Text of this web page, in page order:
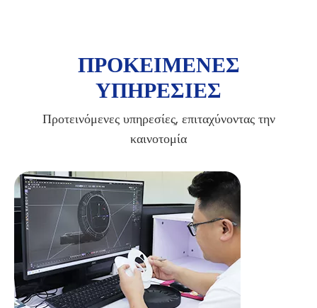
ΠΡΟΚΕΙΜΕΝΕΣ
ΥΠΗΡΕΣΙΕΣ
Προτεινόμενες υπηρεσίες, επιταχύνοντας την
καινοτομία